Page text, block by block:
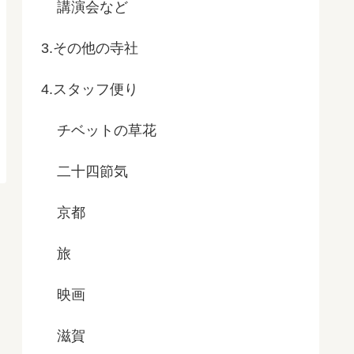
講演会など
3.その他の寺社
4.スタッフ便り
チベットの草花
二十四節気
京都
旅
映画
滋賀